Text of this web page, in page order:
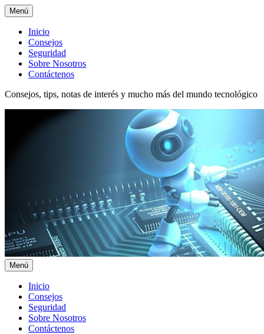
Menú
Menú
superior
Inicio
Consejos
Seguridad
Sobre Nosotros
Contáctenos
Consejos, tips, notas de interés y mucho más del mundo tecnológico
Menú
Menú
principal
Inicio
Consejos
Seguridad
Sobre Nosotros
Contáctenos